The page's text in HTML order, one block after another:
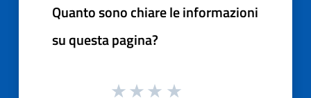
Quanto sono chiare le informazioni
su questa pagina?